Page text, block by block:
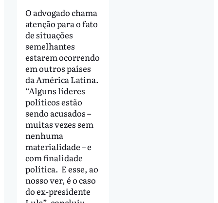
O advogado chama
atenção para o fato
de situações
semelhantes
estarem ocorrendo
em outros países
da América Latina.
“Alguns líderes
políticos estão
sendo acusados –
muitas vezes sem
nenhuma
materialidade – e
com finalidade
política. E esse, ao
nosso ver, é o caso
do ex-presidente